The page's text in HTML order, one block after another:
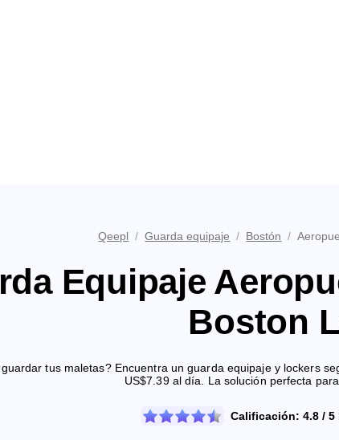
Qeepl / Guarda equipaje / Bostón /
Equipaje
Boston
tus maletas? Encuentra un guarda equipaje y lockers
US$7.39 al día. La solución perfecta
Calificación: 4.8 / 5